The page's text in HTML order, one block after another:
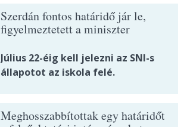
Szerdán fontos határidő jár le,
figyelmeztetett a miniszter
Július 22-éig kell jelezni az SNI-s
állapotot az iskola felé.
Meghosszabbítottak egy határidőt